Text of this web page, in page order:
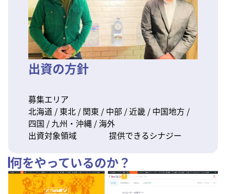
出資の方針
募集エリア
北海道 / 東北 / 関東 / 中部 / 近畿 / 中国地方 /
四国 / 九州・沖縄 / 海外
出資対象領域
提供できるシナジー
何をやっているのか？